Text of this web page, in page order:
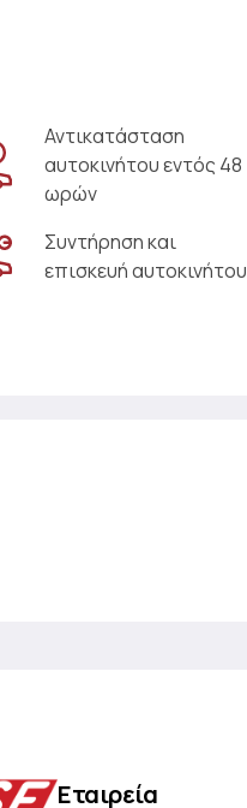
Αντικατάσταση
αυτοκινήτου εντός 48
ωρών
Συντήρηση και
επισκευή αυτοκινήτου
Εταιρεία